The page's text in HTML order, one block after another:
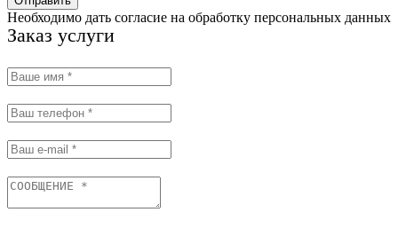
Необходимо дать согласие на обработку персональных данных
Заказ услуги